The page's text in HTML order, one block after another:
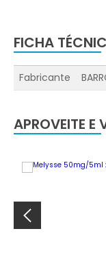
FICHA
Fabricante
APROVEITE E